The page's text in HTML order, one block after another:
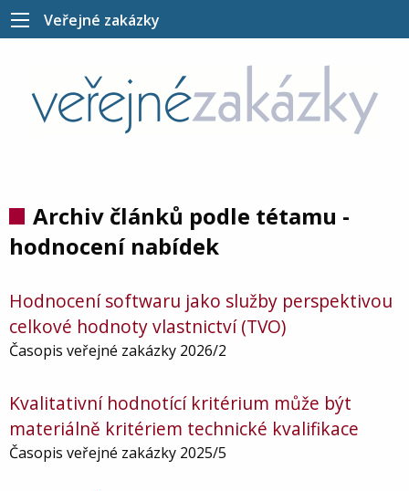
Veřejné zakázky
Archiv článků podle tétamu -
hodnocení nabídek
Hodnocení softwaru jako služby perspektivou
celkové hodnoty vlastnictví (TVO)
Časopis veřejné zakázky 2026/2
Kvalitativní hodnotící kritérium může být
materiálně kritériem technické kvalifikace
Časopis veřejné zakázky 2025/5